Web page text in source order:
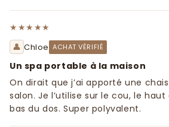
★★★★★
👤 Chloe ACHAT VÉRIFIÉ
Un spa portable à la maison
On dirait que j’ai apporté une
salon. Je l’utilise sur le cou, le
bas du dos. Super polyvalent.